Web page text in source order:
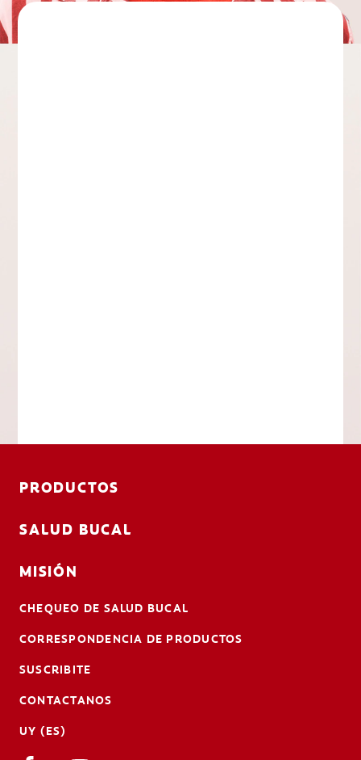
PRODUCTOS
SALUD BUCAL
MISIÓN
CHEQUEO DE SALUD BUCAL
CORRESPONDENCIA DE PRODUCTOS
SUSCRIBITE
CONTACTANOS
UY (ES)